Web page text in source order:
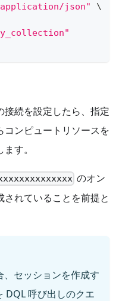
application/json"
\
接続を設定したら、指定
コンピュートリソースを
す。
のオン
れていることを前提と
、セッションを作成す
DQL 呼び出しのクエ